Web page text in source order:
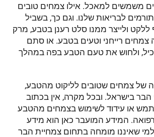
משמשים למאכל. אילו צמחים טובים
לבריאות שלנו. וגם כך, בשביל
ללקט ולייצר ממנו סלט רענן בטבע, מרק
רייחני וטעים בטבע. או סתם
ולחוש את טעם הטבע בפה במהלך
של צמחים שטובים לליקוט מהטבע,
הבר בישראל. ובכל מקרה, אין בכתוב
או עידוד לשימוש בצמחים מהטבע
המידע המועבר כאן הוא מידע
למי שאיננו מומחה בתחום צמחיית הבר